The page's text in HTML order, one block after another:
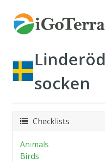
Linderöd
socken
Checklists
Animals
Birds